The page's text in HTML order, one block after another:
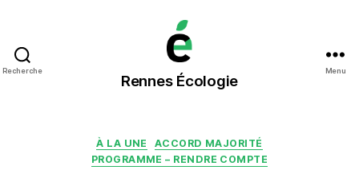
Recherche
Rennes
Écologie
Rennes Écologie
Menu
Catégories
À LA UNE
ACCORD MAJORITÉ
PROGRAMME – RENDRE COMPTE